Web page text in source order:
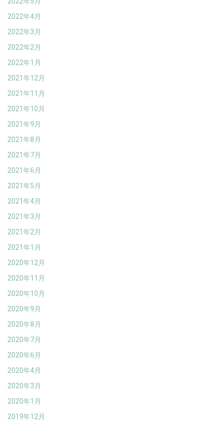
2022年4月
2022年3月
2022年2月
2022年1月
2021年12月
2021年11月
2021年10月
2021年9月
2021年8月
2021年7月
2021年6月
2021年5月
2021年4月
2021年3月
2021年2月
2021年1月
2020年12月
2020年11月
2020年10月
2020年9月
2020年8月
2020年7月
2020年6月
2020年4月
2020年3月
2020年1月
2019年12月